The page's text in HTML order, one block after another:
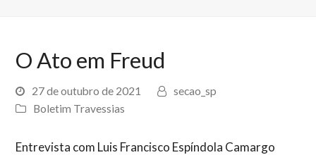
O Ato em Freud
27 de outubro de 2021
secao_sp
Boletim Travessias
Entrevista com Luis Francisco Espíndola Camargo